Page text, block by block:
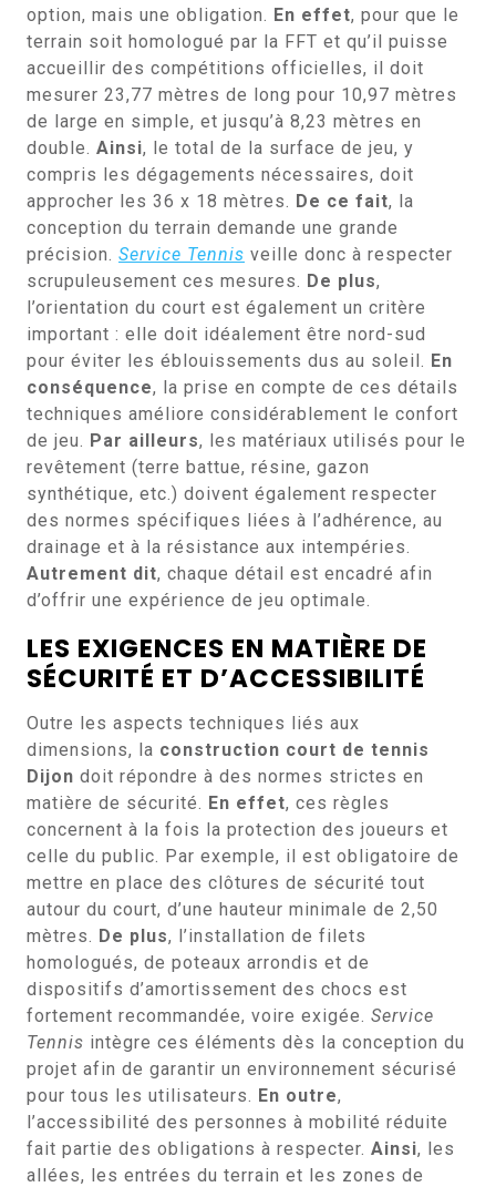
option, mais une obligation. En effet, pour que le
terrain soit homologué par la FFT et qu’il puisse
accueillir des compétitions officielles, il doit
mesurer 23,77 mètres de long pour 10,97 mètres
de large en simple, et jusqu’à 8,23 mètres en
double. Ainsi, le total de la surface de jeu, y
compris les dégagements nécessaires, doit
approcher les 36 x 18 mètres. De ce fait, la
conception du terrain demande une grande
précision. Service Tennis veille donc à respecter
scrupuleusement ces mesures. De plus,
l’orientation du court est également un critère
important : elle doit idéalement être nord-sud
pour éviter les éblouissements dus au soleil. En
conséquence, la prise en compte de ces détails
techniques améliore considérablement le confort
de jeu. Par ailleurs, les matériaux utilisés pour le
revêtement (terre battue, résine, gazon
synthétique, etc.) doivent également respecter
des normes spécifiques liées à l’adhérence, au
drainage et à la résistance aux intempéries.
Autrement dit, chaque détail est encadré afin
d’offrir une expérience de jeu optimale.
LES EXIGENCES EN MATIÈRE DE
SÉCURITÉ ET D’ACCESSIBILITÉ
Outre les aspects techniques liés aux
dimensions, la construction court de tennis
Dijon doit répondre à des normes strictes en
matière de sécurité. En effet, ces règles
concernent à la fois la protection des joueurs et
celle du public. Par exemple, il est obligatoire de
mettre en place des clôtures de sécurité tout
autour du court, d’une hauteur minimale de 2,50
mètres. De plus, l’installation de filets
homologués, de poteaux arrondis et de
dispositifs d’amortissement des chocs est
fortement recommandée, voire exigée. Service
Tennis intègre ces éléments dès la conception du
projet afin de garantir un environnement sécurisé
pour tous les utilisateurs. En outre,
l’accessibilité des personnes à mobilité réduite
fait partie des obligations à respecter. Ainsi, les
allées, les entrées du terrain et les zones de